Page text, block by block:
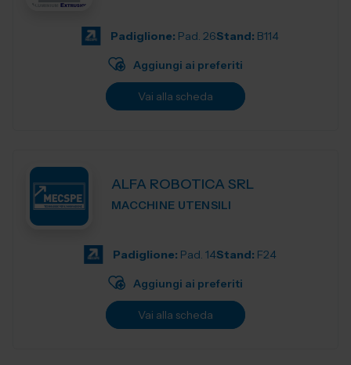
Padiglione: Pad. 26Stand: B114
Aggiungi ai preferiti
Vai alla scheda
ALFA ROBOTICA SRL
MACCHINE UTENSILI
Padiglione: Pad. 14Stand: F24
Aggiungi ai preferiti
Vai alla scheda